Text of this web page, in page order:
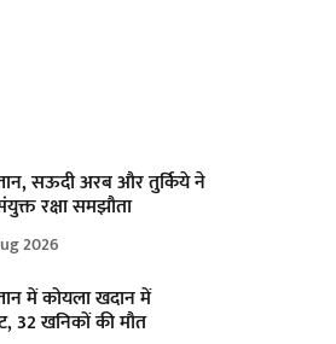
सऊदी अरब और तुर्किये ने
रक्षा समझौता
2026
में कोयला खदान में
32 खनिकों की मौत